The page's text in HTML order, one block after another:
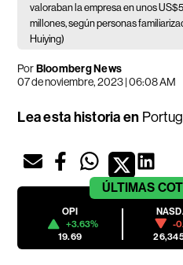
valoraban la empresa en unos
millones, según personas
Huiying)
PorBloomberg News
07 de noviembre, 2023 | 06:08 AM
Lea esta historia en
ÚLTIMAS
OPI
+3.63%
19.69
-